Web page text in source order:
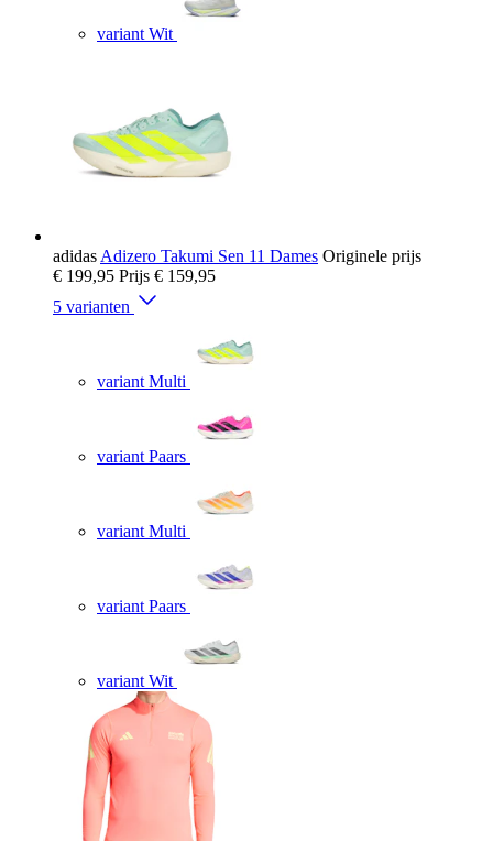
variant Wit
adidas Adizero Takumi Sen 11 Dames Originele prijs
€ 199,95 Prijs € 159,95
5 varianten
variant Multi
variant Paars
variant Multi
variant Paars
variant Wit